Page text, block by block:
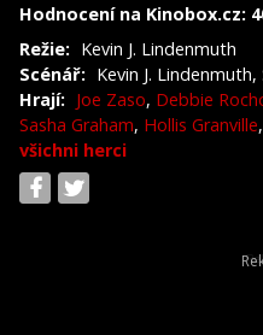
Hodnocení na Kinobox.cz:
Režie: Kevin J. Lindenmuth
Scénář: Kevin J.
Hrají: Joe Zaso, Debbie
Sasha Graham, Hollis Granville
všichni herci